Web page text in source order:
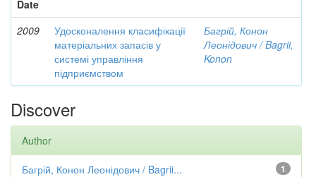
Date
2009
Удосконалення класифікації
матеріальних запасів у
системі управління
підприємством
Багрій, Конон
Леонідович / Bagrii,
Konon
Discover
Author
1
Багрій, Конон Леонідович / Bagrii...